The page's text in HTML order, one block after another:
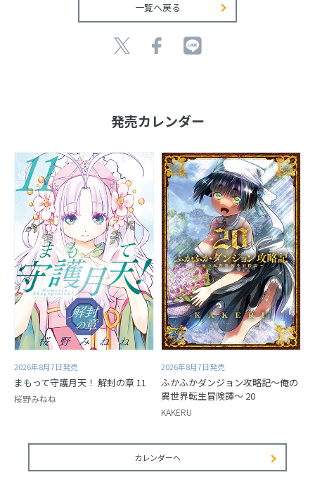
一覧へ戻る
発売カレンダー
2026年8月7日発売
まもって守護月天！ 解封の章 11
桜野みねね
2026年8月7日発売
ふかふかダンジョン攻略記～俺の
異世界転生冒険譚～ 20
KAKERU
カレンダーへ